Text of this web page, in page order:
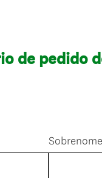
de pedido
Sobrenome